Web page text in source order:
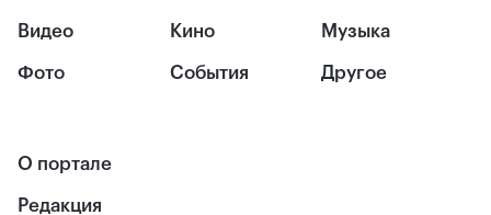
Видео
Фото
Кино
События
Музыка
Другое
О портале
Редакция